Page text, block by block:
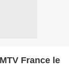
France le